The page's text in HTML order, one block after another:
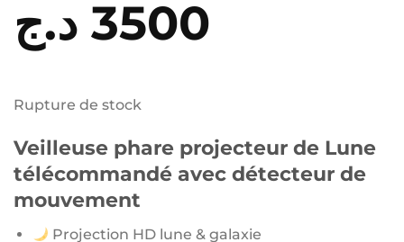
3500 د.ج
Rupture de stock
Veilleuse phare projecteur de Lune
télécommandé avec détecteur de
mouvement
Projection HD lune & galaxie